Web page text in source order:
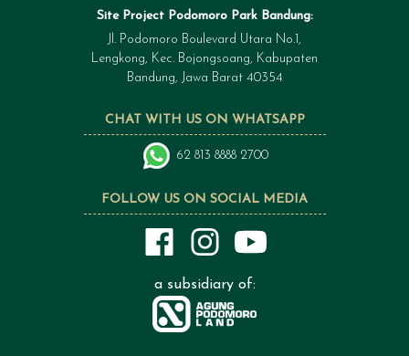
FOLLOW US ON SOCIAL MEDIA
a subsidiary of:
CHAT WITH US ON WHATSAPP
62 813 8888 2700
Site Project Podomoro Park Bandung:
Jl. Podomoro Boulevard Utara No.1,
Lengkong, Kec. Bojongsoang, Kabupaten
Bandung, Jawa Barat 40354